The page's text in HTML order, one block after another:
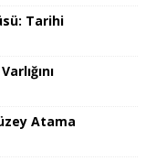
Tarihi
Atama